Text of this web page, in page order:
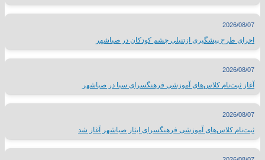
2026/08/07
اجرای طرح پیشگیری ازتنبلی چشم کودکان در صباشهر
2026/08/07
آغاز ثبت‌نام کلاس‌های آموزشی فرهنگسرای سبا در صباشهر
2026/08/07
ثبت‌نام کلاس‌های آموزشی فرهنگسرای ایثار صباشهر آغاز شد